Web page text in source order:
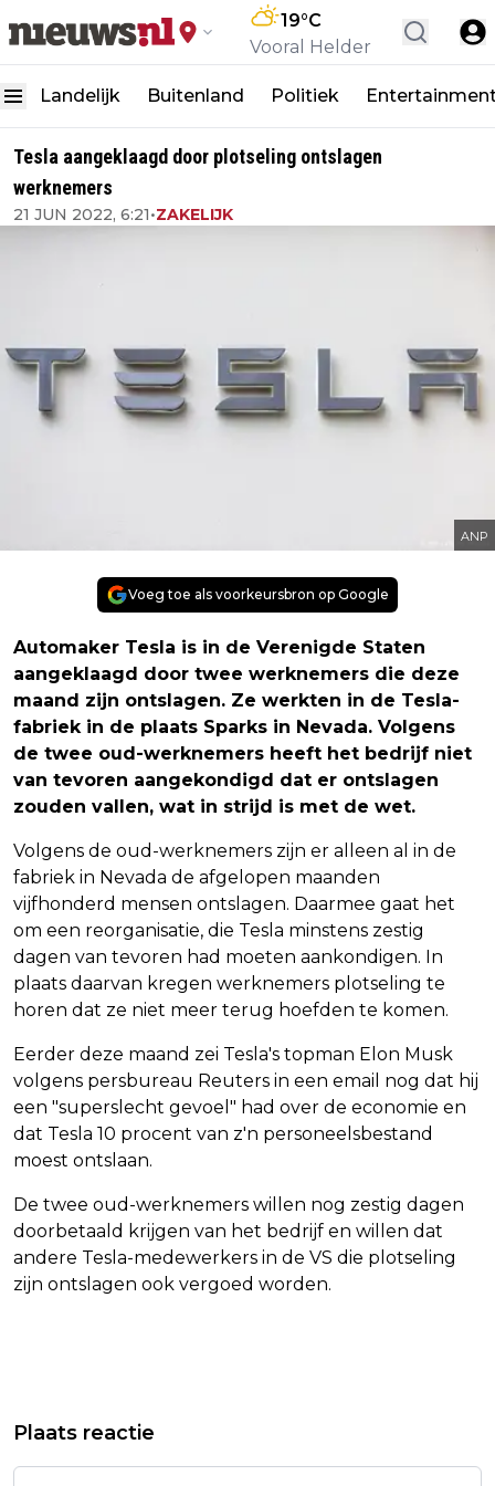
19°C
Vooral Helder
Landelijk Buitenland Politiek
Tesla aangeklaagd door plotseling ontslagen
werknemers
21 JUN 2022, 6:21•ZAKELIJK
ANP
Voeg toe als voorkeursbron op Google
Automaker Tesla is in de Verenigde Staten
aangeklaagd door twee werknemers die deze
maand zijn ontslagen. Ze werkten in de Tesla-
fabriek in de plaats Sparks in Nevada. Volgens
de twee oud-werknemers heeft het bedrijf niet
van tevoren aangekondigd dat er ontslagen
zouden vallen, wat in strijd is met de wet.
Volgens de oud-werknemers zijn er alleen al in de
fabriek in Nevada de afgelopen maanden
vijfhonderd mensen ontslagen. Daarmee gaat het
om een reorganisatie, die Tesla minstens zestig
dagen van tevoren had moeten aankondigen. In
plaats daarvan kregen werknemers plotseling te
horen dat ze niet meer terug hoefden te komen.
Eerder deze maand zei Tesla's topman Elon Musk
volgens persbureau Reuters in een email nog dat hij
een "superslecht gevoel" had over de economie en
dat Tesla 10 procent van z'n personeelsbestand
moest ontslaan.
De twee oud-werknemers willen nog zestig dagen
doorbetaald krijgen van het bedrijf en willen dat
andere Tesla-medewerkers in de VS die plotseling
zijn ontslagen ook vergoed worden.
TOEGENOMEN, VOORAL MEER
ACM START CAMPAGNE OM OUDEREN
TE WIJZEN OP GEVAAR
Plaats reactie